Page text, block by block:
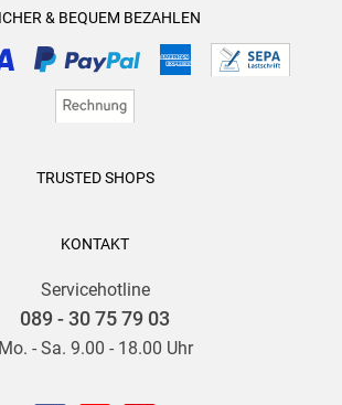
& BEQUEM BEZAHLEN
TRUSTED SHOPS
KONTAKT
Servicehotline
089 - 30 75 79 03
Mo. - Sa. 9.00 - 18.00 Uhr